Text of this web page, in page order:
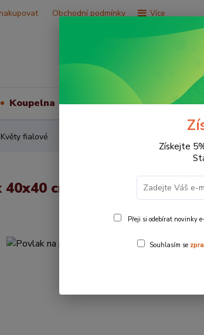
Obchodní podmínky Více
Koupelna Vše za 9,9 Kč Vše
fialové
cm Květy fialové
Získejte
Přeji si odebírat novinky
Souhlasím se